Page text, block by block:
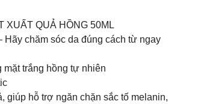
XUẤT QUẢ HỒNG 50ML
chăm sóc da đúng cách từ ngay
trắng hồng tự nhiên
giúp hỗ trợ ngăn chặn sắc tố melanin,